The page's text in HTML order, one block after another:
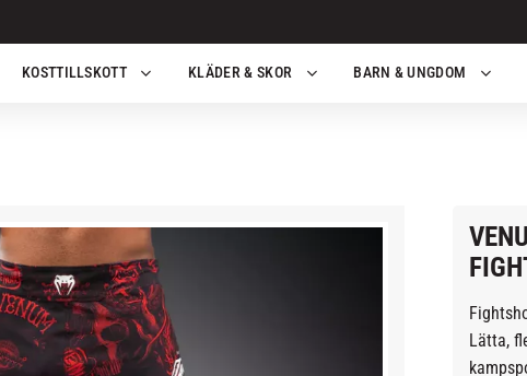
KOSTTILLSKOTT KLÄDER & SKOR BARN & UNGDOM
Lätta,